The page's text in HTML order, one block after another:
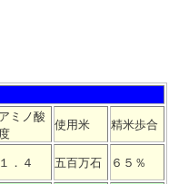
アミノ酸
度
使用米 精米歩合
１．４ 五百万石 ６５％